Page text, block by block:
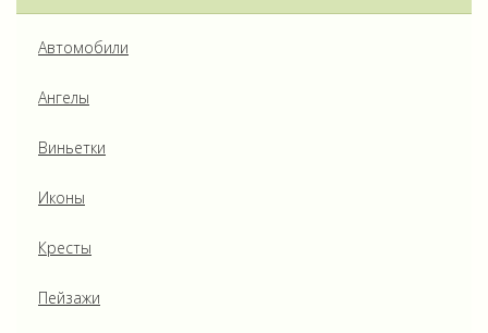
Автомобили
Ангелы
Виньетки
Иконы
Кресты
Пейзажи